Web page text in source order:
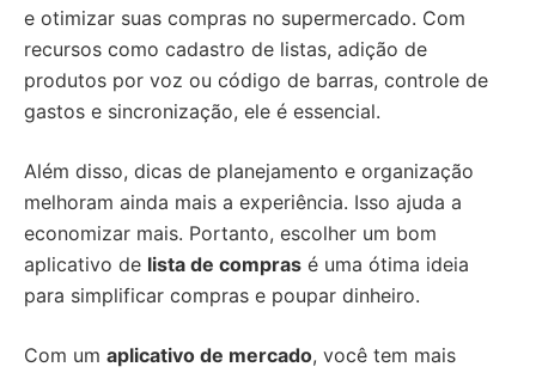
e otimizar suas compras no supermercado. Com
recursos como cadastro de listas, adição de
produtos por voz ou código de barras, controle de
gastos e sincronização, ele é essencial.
Além disso, dicas de planejamento e organização
melhoram ainda mais a experiência. Isso ajuda a
economizar mais. Portanto, escolher um bom
aplicativo de lista de compras é uma ótima ideia
para simplificar compras e poupar dinheiro.
Com um aplicativo de mercado, você tem mais